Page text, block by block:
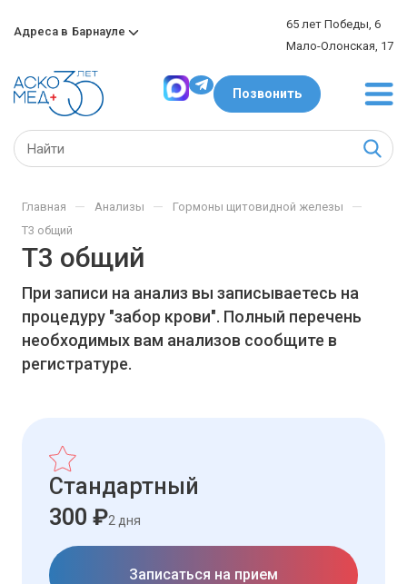
Адреса в Барнауле
65 лет Победы, 6
Мало-Олонская, 17
Позвонить
Т3 общий
При записи на анализ вы записываетесь на
процедуру "забор крови". Полный перечень
необходимых вам анализов сообщите в
регистратуре.
Главная — Анализы — Гормоны щитовидной железы —
Т3 общий
Стандартный
300 ₽2 дня
Записаться на прием